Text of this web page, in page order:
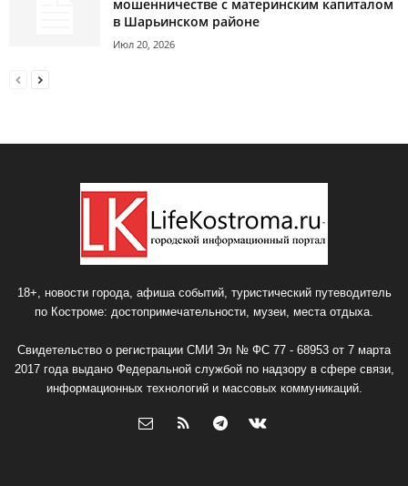
мошенничестве с материнским капиталом
в Шарьинском районе
Июл 20, 2026
18+, новости города, афиша событий, туристический путеводитель
по Костроме: достопримечательности, музеи, места отдыха.
Свидетельство о регистрации СМИ Эл № ФС 77 - 68953 от 7 марта
2017 года выдано Федеральной службой по надзору в сфере связи,
информационных технологий и массовых коммуникаций.